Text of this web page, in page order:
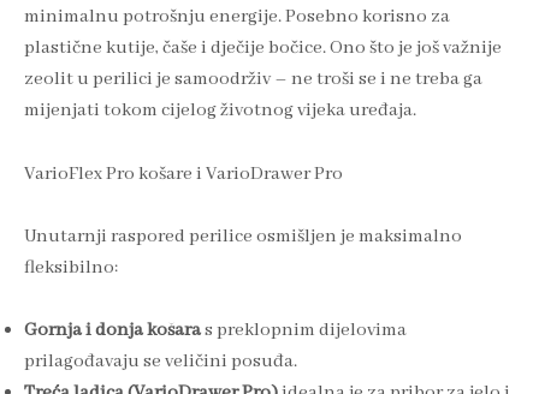
minimalnu potrošnju energije. Posebno korisno za
plastične kutije, čaše i dječije bočice. Ono što je još važnije
zeolit u perilici je samoodrživ – ne troši se i ne treba ga
mijenjati tokom cijelog životnog vijeka uređaja.
VarioFlex Pro košare i VarioDrawer Pro
Unutarnji raspored perilice osmišljen je maksimalno
fleksibilno:
Gornja i donja košaras preklopnim dijelovima
prilagođavaju se veličini posuđa.